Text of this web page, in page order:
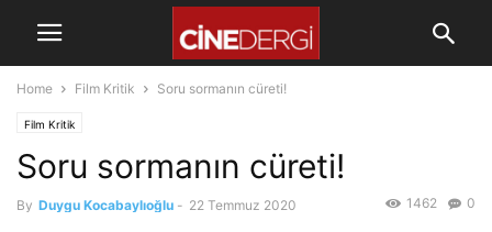
Home Film Kritik Soru sormanın cüreti!
Film Kritik
Soru sormanın cüreti!
By Duygu Kocabaylıoğlu - 22 Temmuz 2020 0
1462